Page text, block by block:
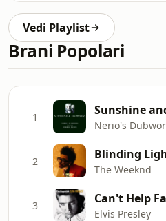
Vedi Playlist
Brani Popolari
1
Nerio's
2 Blinding
The Weeknd
3 Can't Help
Elvis Presley